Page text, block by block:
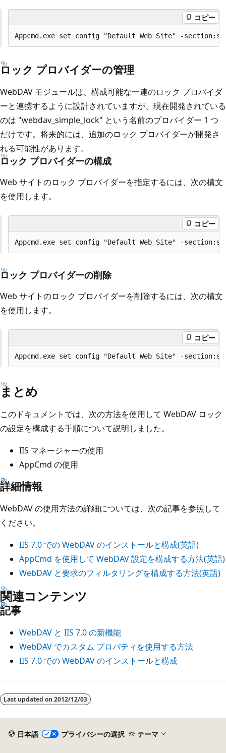
コピー
ロック プロバイダーの管理
WebDAV モジュールは、構成可能な一連のロック プロバイダ
ーと連携するように設計されていますが、現在開発されている
のは "webdav_simple_lock" という名前のプロバイダー 1 つ
だけです。将来的には、追加のロック プロバイダーが開発さ
れる可能性があります。
ロック プロバイダーの構成
Web サイトのロック プロバイダーを指定するには、次の構文
を使用します。
コピー
ロック プロバイダーの削除
Web サイトのロック プロバイダーを削除するには、次の構文
を使用します。
コピー
まとめ
このドキュメントでは、次の方法を使用して WebDAV ロック
の設定を構成する手順について説明しました。
IIS マネージャーの使用
AppCmd の使用
詳細情報
WebDAV の使用方法の詳細については、次の記事を参照して
ください。
IIS 7.0 での WebDAV のインストールと構成(英語)
AppCmd を使用して WebDAV 設定を構成する方法(英語)
WebDAV と要求のフィルタリングを構成する方法(英語)
関連コンテンツ
記事
WebDAV と IIS 7.0 の新機能
WebDAV でカスタム プロパティを使用する方法
IIS 7.0 での WebDAV のインストールと構成
Last updated on 2012/12/03
日本語 プライバシーの選択 テーマ